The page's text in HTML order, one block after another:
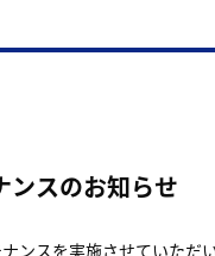
ンスのお知らせ
ンスを実施させていただ